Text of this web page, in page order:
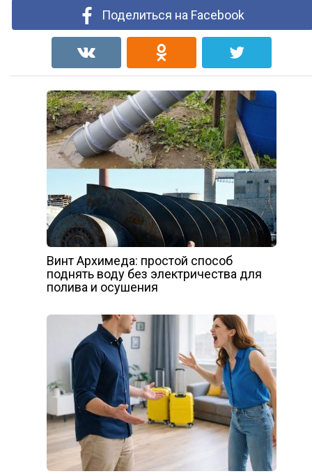
Поделиться на Facebook
Винт Архимеда: простой способ
поднять воду без электричества для
полива и осушения